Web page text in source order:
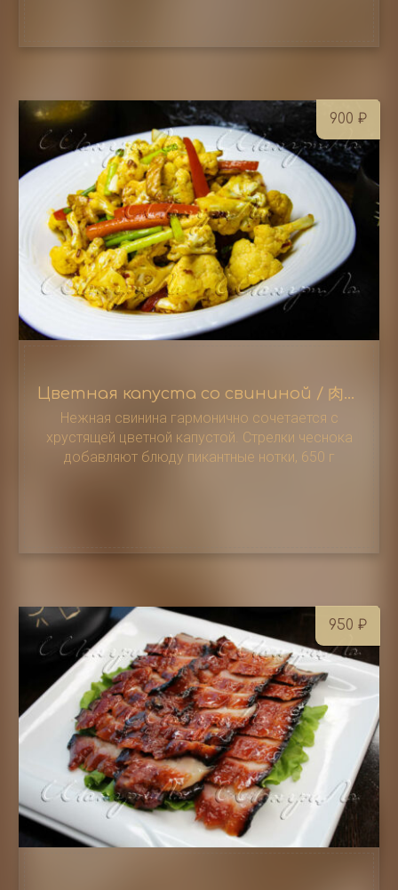
900 ₽
Цветная капуста со свининой / 肉炒菜花
Нежная свинина гармонично сочетается с
хрустящей цветной капустой. Стрелки чеснока
добавляют блюду пикантные нотки, 650 г
950 ₽